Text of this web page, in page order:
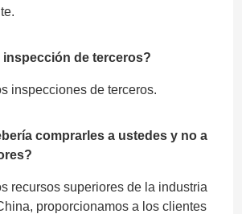
inspección de terceros?
inspecciones de terceros.
comprarles a ustedes y no a
recursos superiores de la industria
proporcionamos a los clientes